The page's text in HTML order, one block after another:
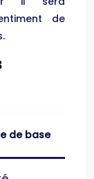
de
de base